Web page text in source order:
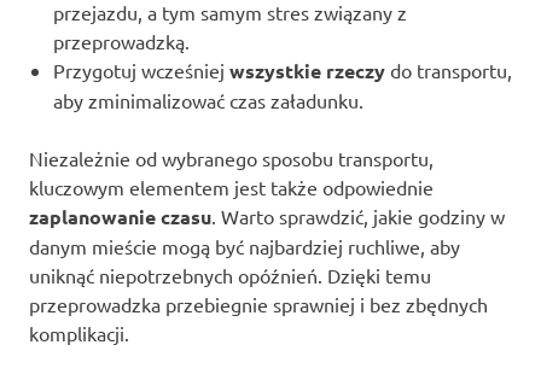
przejazdu, a tym samym stres związany z
przeprowadzką.
Przygotuj wcześniej wszystkie rzeczy do transportu,
aby zminimalizować czas załadunku.
Niezależnie od wybranego sposobu transportu,
kluczowym elementem jest także odpowiednie
zaplanowanie czasu . Warto sprawdzić, jakie godziny w
danym mieście mogą być najbardziej ruchliwe, aby
uniknąć niepotrzebnych opóźnień. Dzięki temu
przeprowadzka przebiegnie sprawniej i bez zbędnych
komplikacji.